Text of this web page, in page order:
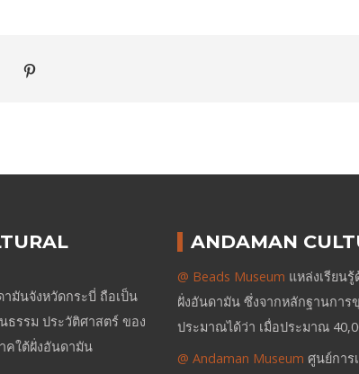
มันจังหวัดกระบี่ ถือเป็น
ธรรม ประวัติศาสตร์ ของ
คใต้ฝั่งอันดามัน
ANDAMAN
@ Beads Museum แหล่งเรียน
ฝั่งอันดามัน ซึ่งจากหลักฐานการ
ประมาณได้ว่า เมื่อประมาณ
@ Andaman Museum ศูนย์การ